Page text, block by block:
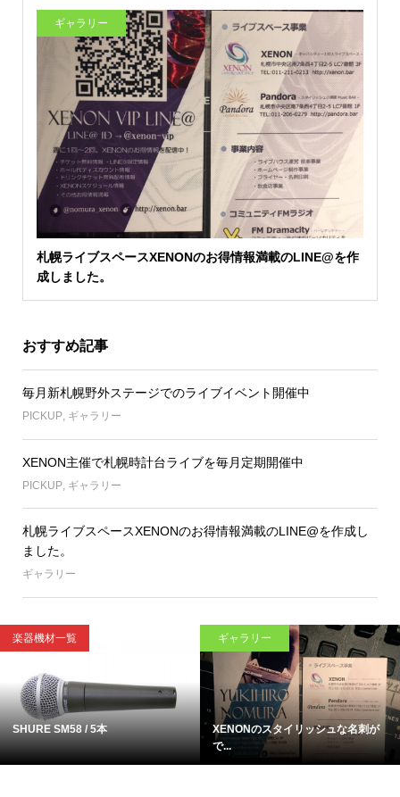
ギャラリー
札幌ライブスペースXENONのお得情報満載のLINE@を作
成しました。
おすすめ記事
毎月新札幌野外ステージでのライブイベント開催中
PICKUP, ギャラリー
XENON主催で札幌時計台ライブを毎月定期開催中
PICKUP, ギャラリー
札幌ライブスペースXENONのお得情報満載のLINE@を作成し
ました。
ギャラリー
楽器機材一覧
SHURE SM58 / 5本
ギャラリー
XENONのスタイリッシュな名刺が
で...